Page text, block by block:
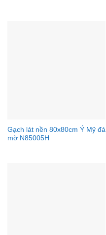
Gạch lát nền 80x80cm Ý Mỹ đá
mờ N85005H